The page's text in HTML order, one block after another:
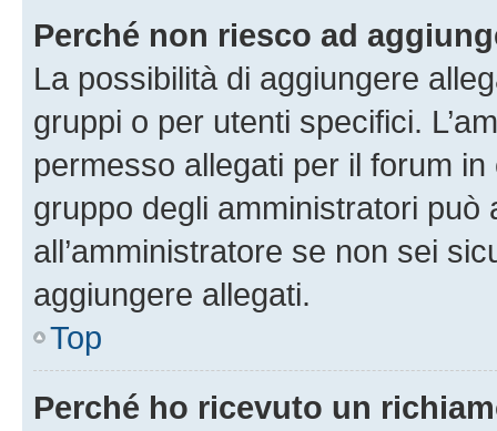
Perché non riesco ad
La possibilità di aggiungere
gruppi o per utenti specifici.
permesso allegati per il forum
gruppo degli amministratori può
all’amministratore se non sei
aggiungere allegati.
Top
Perché ho ricevuto un